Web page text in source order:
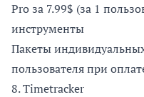
Pro за 7.99$ (за 1
инструменты
Пакеты
пользователя при
8.Timetracker